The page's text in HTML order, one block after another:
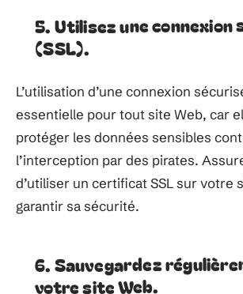
5. Utilisez une connexion
(SSL).
L’utilisation d’une connexion
essentielle pour tout site Web, car
protéger les données sensibles
l’interception par des pirates.
d’utiliser un certificat SSL sur votre
garantir sa sécurité.
6. Sauvegardez
votre site Web.